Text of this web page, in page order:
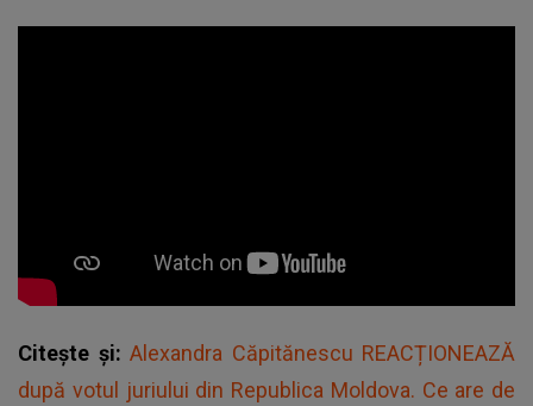
Citește și: Alexandra Căpitănescu REACȚIONEAZĂ
după votul juriului din Republica Moldova. Ce are de